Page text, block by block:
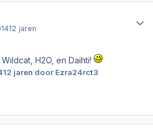
12 jaren
H2O, en Daihti!
12 jaren door Ezra24rct3